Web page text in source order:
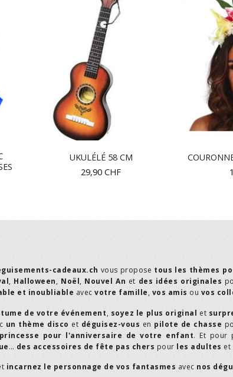
UKULÉLÉ 58 CM
29,90 CHF
cadeaux.ch vous propose tous les thèmes
, Halloween, Noël, Nouvel An et des idées originales
et inoubliable avec votre famille, vos amis ou vos
de votre événement, soyez le plus original et
un thème disco et déguisez-vous en pilote de chasse
pour l'anniversaire de votre enfant. Et pour
… des accessoires de fête pas chers pour les adultes et
incarnez le personnage de vos fantasmes avec nos